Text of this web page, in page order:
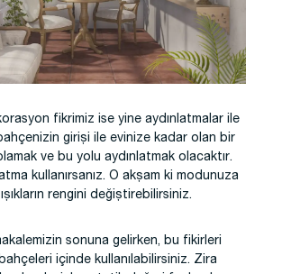
fikrimiz ise yine aydınlatmalar ile
girişi ile evinize kadar olan bir
ve bu yolu aydınlatmak olacaktır.
kullanırsanız. O akşam ki modunuza
rengini değiştirebilirsiniz.
sonuna gelirken, bu fikirleri
bahçeleri içinde kullanılabilirsiniz. Zira